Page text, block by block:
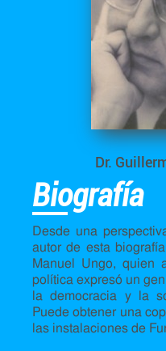
Dr.
Biografía
Desde una
autor de esta
Manuel Ungo, quien
política expresó un
la democracia y la
Puede obtener una
las instalaciones de